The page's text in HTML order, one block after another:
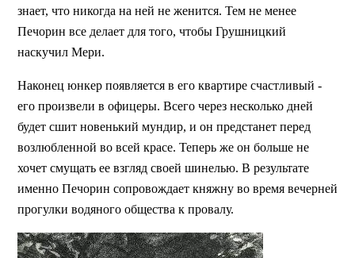
знает, что никогда на ней не женится. Тем не менее
Печорин все делает для того, чтобы Грушницкий
наскучил Мери.
Наконец юнкер появляется в его квартире счастливый -
его произвели в офицеры. Всего через несколько дней
будет сшит новенький мундир, и он предстанет перед
возлюбленной во всей красе. Теперь же он больше не
хочет смущать ее взгляд своей шинелью. В результате
именно Печорин сопровождает княжну во время вечерней
прогулки водяного общества к провалу.